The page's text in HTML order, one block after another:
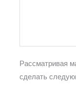
Рассматривая
сделать